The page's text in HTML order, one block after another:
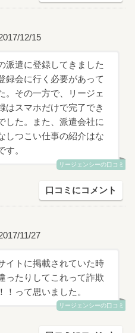
12/15
派遣に登録してきました
録会に行く必要があって
。その一方で、リージェ
はスマホだけで完了でき
した。また、派遣会社に
しつこい仕事の紹介はな
す。
リージェンシーの口コミ
口コミにコメント
11/27
イトに掲載されていた時
ったりしてこれって詐欺
！って思いました。
リージェンシーの口コミ